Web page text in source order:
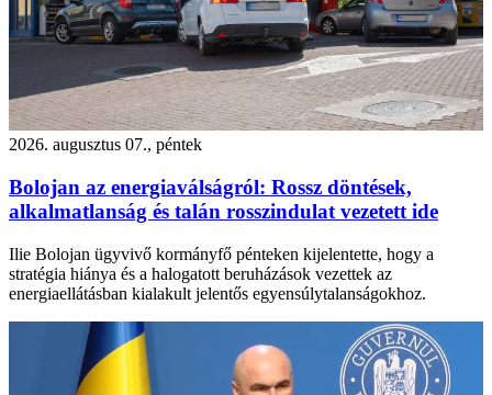
2026. augusztus 07., péntek
Bolojan az energiaválságról: Rossz döntések,
alkalmatlanság és talán rosszindulat vezetett ide
Ilie Bolojan ügyvivő kormányfő pénteken kijelentette, hogy a
stratégia hiánya és a halogatott beruházások vezettek az
energiaellátásban kialakult jelentős egyensúlytalanságokhoz.